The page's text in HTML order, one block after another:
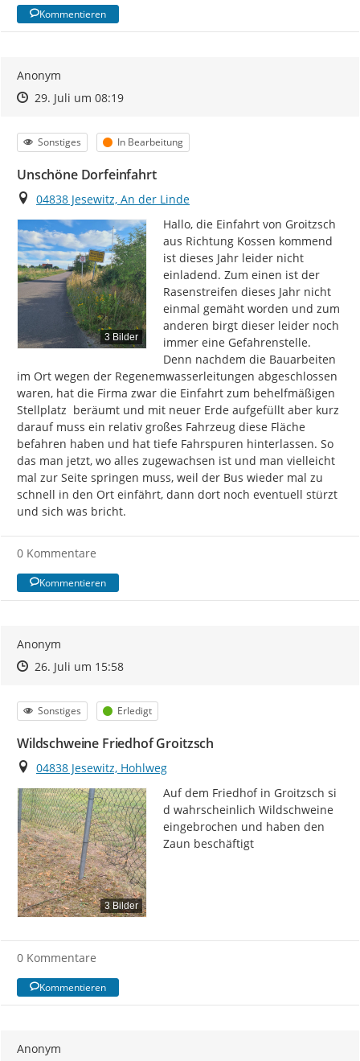
Kommentieren
Anonym
Zeitpunkt des Erstellens
Zeitpunkt des Erstellens
29. Juli um 08:19Zur Äußerung
Kategorie
Sonstiges Status
In Bearbeitung
Unschöne Dorfeinfahrt
Ort
04838 Jesewitz, An der Linde
3 Bilder
Hallo, die Einfahrt von Groitzsch
aus Richtung Kossen kommend
ist dieses Jahr leider nicht
einladend. Zum einen ist der
Rasenstreifen dieses Jahr nicht
einmal gemäht worden und zum
anderen birgt dieser leider noch
immer eine Gefahrenstelle.
Denn nachdem die Bauarbeiten
im Ort wegen der Regenemwasserleitungen abgeschlossen
waren, hat die Firma zwar die Einfahrt zum behelfmäßigen
Stellplatz  beräumt und mit neuer Erde aufgefüllt aber kurz
darauf muss ein relativ großes Fahrzeug diese Fläche
befahren haben und hat tiefe Fahrspuren hinterlassen. So
das man jetzt, wo alles zugewachsen ist und man vielleicht
mal zur Seite springen muss, weil der Bus wieder mal zu
schnell in den Ort einfährt, dann dort noch eventuell stürzt
und sich was bricht.
0 Kommentare
Kommentieren
Anonym
Zeitpunkt des Erstellens
Zeitpunkt des Erstellens
26. Juli um 15:58Zur Äußerung
Kategorie
Sonstiges Status
Erledigt
Wildschweine Friedhof Groitzsch
Ort
04838 Jesewitz, Hohlweg
3 Bilder
Auf dem Friedhof in Groitzsch si
d wahrscheinlich Wildschweine
eingebrochen und haben den
Zaun beschäftigt
0 Kommentare
Kommentieren
Anonym